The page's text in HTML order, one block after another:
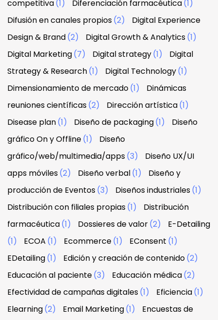
competitiva(1) Diferenciación farmacéutica(1)
Difusión en canales propios(2)
Digital Experience
Design & Brand(2) Digital Growth & Analytics(1)
Digital Marketing(7) Digital strategy(1)
Digital
Strategy & Research(1) Digital Technology(1)
Dimensionamiento de mercado(1)
Dinámicas
reuniones científicas(2) Dirección artística(1)
Disease plan(1) Diseño de packaging(1)
Diseño
gráfico On y Offline(1)
Diseño
gráfico/web/multimedia/apps(3)
Diseño UX/UI
apps móviles(2) Diseño verbal(1)
Diseño y
producción de Eventos(3) Diseños industriales(1)
Distribución con filiales propias(1)
Distribución
farmacéutica(1) Dossieres de valor(2)
E-Detailing
(1)
ECOA (1) Ecommerce(1) EConsent (1)
EDetailing(1) Edición y creación de contenido(2)
Educación al paciente(3) Educación médica(2)
Efectividad de campañas digitales(1) Eficiencia(1)
Elearning(2) Email Marketing(1)
Encuestas de